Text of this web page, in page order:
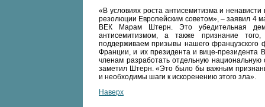
«В условиях роста антисемитизма и
резолюции Европейским советом», – заявил 4
ВЕК Марам Штерн. Это убедительная
антисемитизмом, а также признание
поддерживаем призывы нашего французского
Франции, и их президента и вице-президента
членам разработать отдельную
заметил Штерн. «Это было бы важным
и необходимы шаги к искоренению этого зла».
Наверх